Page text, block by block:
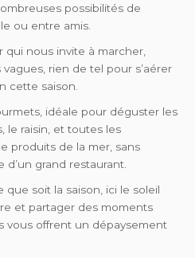
possibilités de
ou entre amis.
qui nous invite à marcher,
rien de tel pour s’aérer
cette saison.
idéale pour déguster les
le raisin, et toutes les
produits de la mer, sans
d’un grand restaurant.
que soit la saison, ici le soleil
et partager des moments
vous offrent un dépaysement